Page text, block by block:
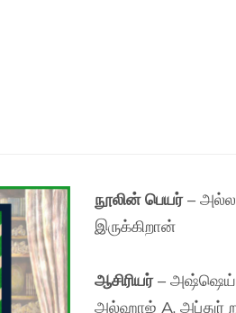
நூலின் பெயர்–
இருக்கிறான்
ஆசிரியர்–
அல்ஹாஜ் A. அப்துர்